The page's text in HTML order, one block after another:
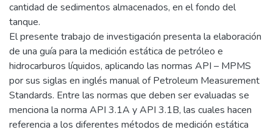
cantidad de sedimentos almacenados, en el fondo del
tanque.
El presente trabajo de investigación presenta la elaboración
de una guía para la medición estática de petróleo e
hidrocarburos líquidos, aplicando las normas API – MPMS
por sus siglas en inglés manual of Petroleum Measurement
Standards. Entre las normas que deben ser evaluadas se
menciona la norma API 3.1A y API 3.1B, las cuales hacen
referencia a los diferentes métodos de medición estática